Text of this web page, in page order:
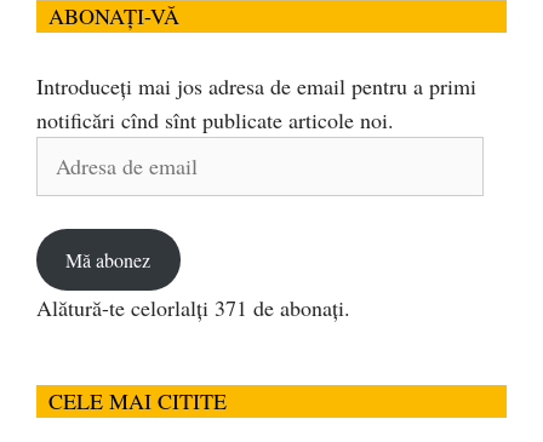
ABONAȚI-VĂ
Introduceți mai jos adresa de email pentru a primi
notificări cînd sînt publicate articole noi.
Adresa
Mă abonez
Alătură-te celorlalți 371 de abonați.
CELE MAI CITITE